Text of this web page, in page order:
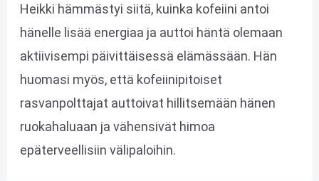
Heikki hämmästyi siitä, kuinka kofeiini antoi
hänelle lisää energiaa ja auttoi häntä olemaan
aktiivisempi päivittäisessä elämässään. Hän
huomasi myös, että kofeiinipitoiset
rasvanpolttajat auttoivat hillitsemään hänen
ruokahaluaan ja vähensivät himoa
epäterveellisiin välipaloihin.